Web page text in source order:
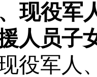
现役军
人员子
役军人